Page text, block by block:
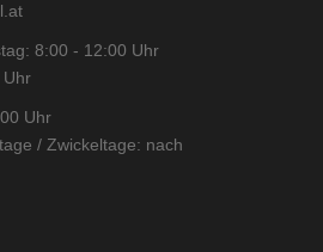
8:00 - 12:00 Uhr
Uhr
/ Zwickeltage: nach